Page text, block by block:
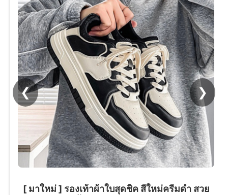
[ มาใหม่ ] รองเท้าผ้าใบสุดชิค สีใหม่ครีมดำ สวย
❮ ❯